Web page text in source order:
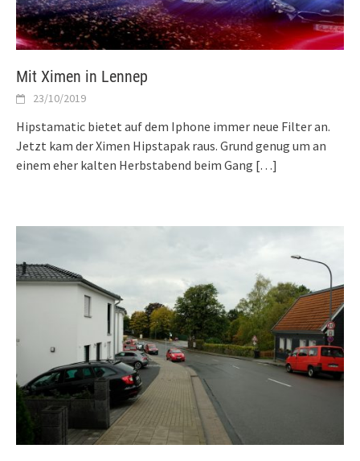
Mit Ximen in Lennep
23/10/2019
Hipstamatic bietet auf dem Iphone immer neue Filter an.
Jetzt kam der Ximen Hipstapak raus. Grund genug um an
einem eher kalten Herbstabend beim Gang […]